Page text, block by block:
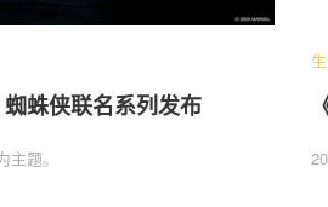
蛛侠联名系列发布
题。